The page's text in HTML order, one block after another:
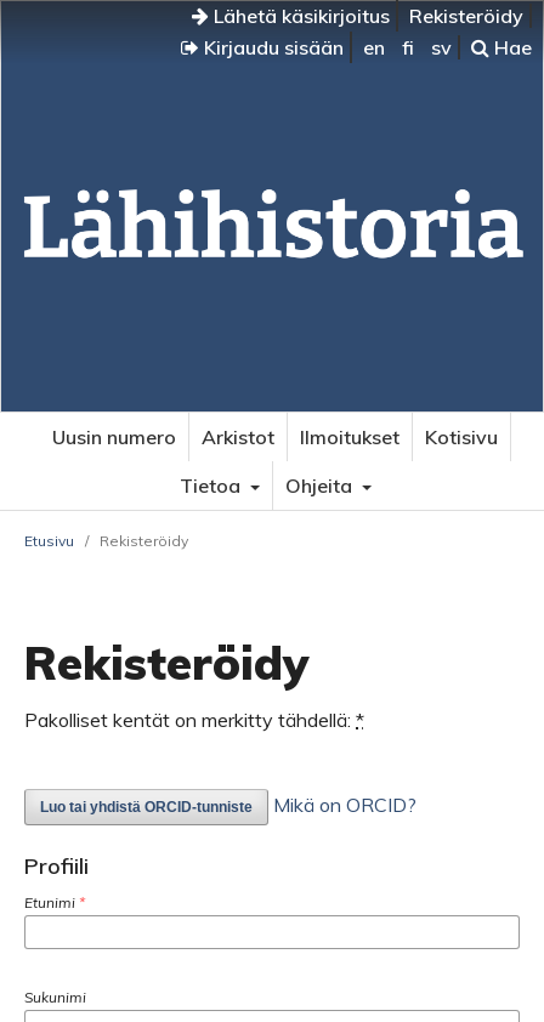
Lähetä käsikirjoitus
Rekisteröidy
Kirjaudu sisään
en fi sv Hae
Uusin numero Arkistot Ilmoitukset
Kotisivu
Tietoa
Ohjeita
Etusivu / Rekisteröidy
Rekisteröidy
Pakolliset kentät on merkitty tähdellä: *
Luo tai yhdistä ORCID-tunniste Mikä on ORCID?
Profiili
Etunimi *
Sukunimi